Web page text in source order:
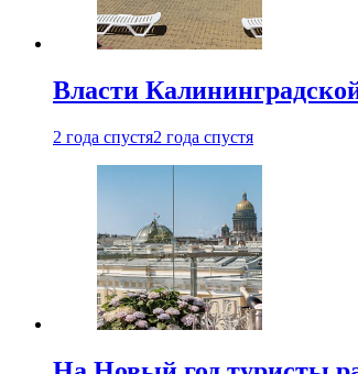
Власти
2 года спустя2 года спустя